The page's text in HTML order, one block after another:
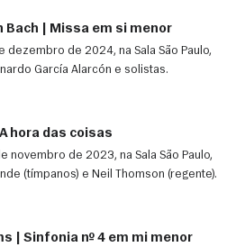
Bach | Missa em si menor
dezembro de 2024, na Sala São Paulo,
García Alarcón e solistas.
hora das coisas
novembro de 2023, na Sala São Paulo,
(tímpanos) e Neil Thomson (regente).
| Sinfonia nº 4 em mi menor